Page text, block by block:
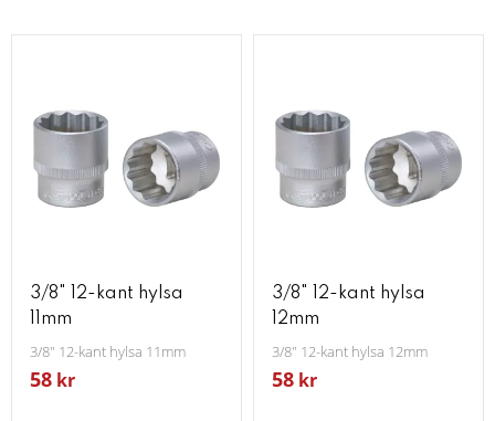
3/8" 12-kant hylsa
11mm
3/8" 12-kant hylsa 11mm
58 kr
3/8" 12-kant hylsa
12mm
3/8" 12-kant hylsa 12mm
58 kr